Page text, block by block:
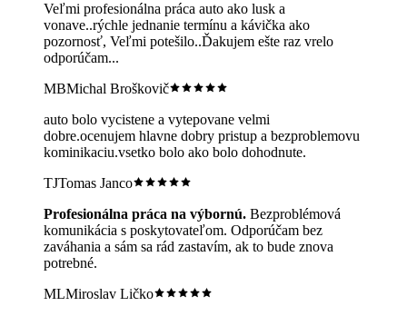
Veľmi profesionálna práca auto ako lusk a
vonave..rýchle jednanie termínu a kávička ako
pozornosť, Veľmi potešilo..Ďakujem ešte raz vrelo
odporúčam...
MBMichal Broškovič
auto bolo vycistene a vytepovane velmi
dobre.ocenujem hlavne dobry pristup a bezproblemovu
kominikaciu.vsetko bolo ako bolo dohodnute.
TJTomas Janco
Profesionálna práca na výbornú. Bezproblémová
komunikácia s poskytovateľom. Odporúčam bez
zaváhania a sám sa rád zastavím, ak to bude znova
potrebné.
MLMiroslav Ličko